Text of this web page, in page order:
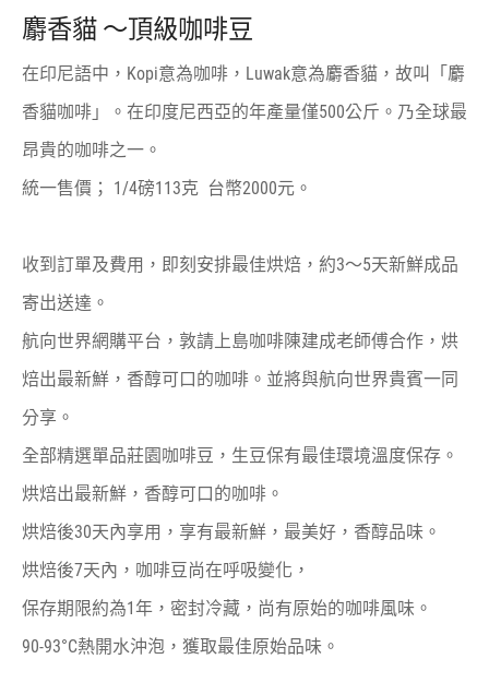
麝香貓 〜頂級咖啡豆
在印尼語中，Kopi意為咖啡，Luwak意為麝香貓，故叫「麝
香貓咖啡」。在印度尼西亞的年產量僅500公斤。乃全球最
昂貴的咖啡之一。
統一售價； 1/4磅113克 台幣2000元。
收到訂單及費用，即刻安排最佳烘焙，約3〜5天新鮮成品
寄出送達。
航向世界網購平台，敦請上島咖啡陳建成老師傅合作，烘
焙出最新鮮，香醇可口的咖啡。並將與航向世界貴賓一同
分享。
全部精選單品莊園咖啡豆，生豆保有最佳環境溫度保存。
烘焙出最新鮮，香醇可口的咖啡。
烘焙後30天內享用，享有最新鮮，最美好，香醇品味。
烘焙後7天內，咖啡豆尚在呼吸變化，
保存期限約為1年，密封冷藏，尚有原始的咖啡風味。
90-93°C熱開水沖泡，獲取最佳原始品味。